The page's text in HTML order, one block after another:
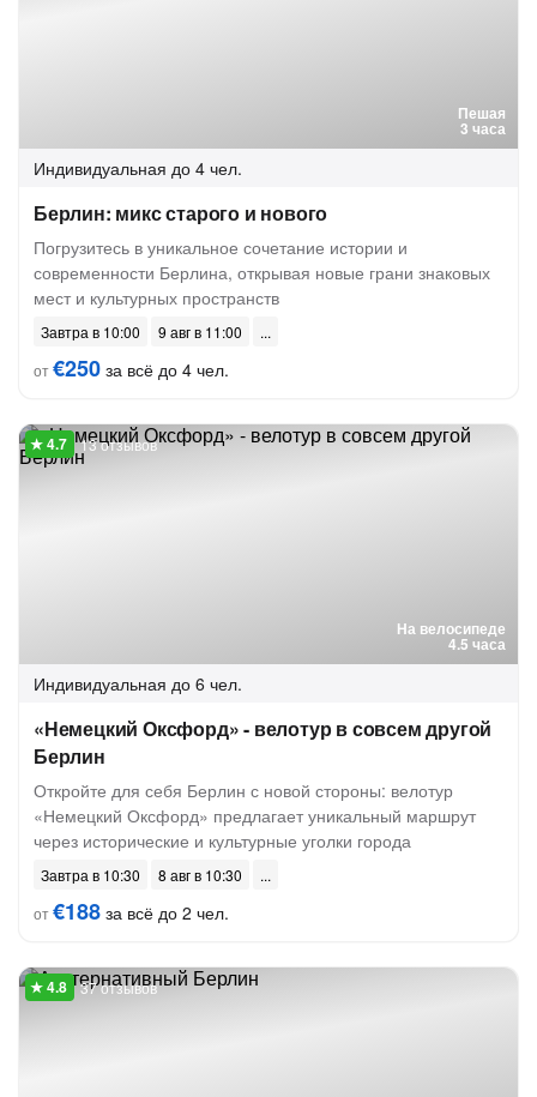
Пешая
3 часа
Индивидуальная до 4 чел.
Берлин: микс старого и нового
Погрузитесь в уникальное сочетание истории и
современности Берлина, открывая новые грани знаковых
мест и культурных пространств
Завтра в 10:00
9 авг в 11:00
от€250 за всё до 4 чел.
На велосипеде
4.5 часа
13 отзывов
Индивидуальная до 6 чел.
«Немецкий Оксфорд» - велотур в совсем другой
Берлин
Откройте для себя Берлин с новой стороны: велотур
«Немецкий Оксфорд» предлагает уникальный маршрут
через исторические и культурные уголки города
Завтра в 10:30
8 авг в 10:30
от€188 за всё до 2 чел.
37 отзывов